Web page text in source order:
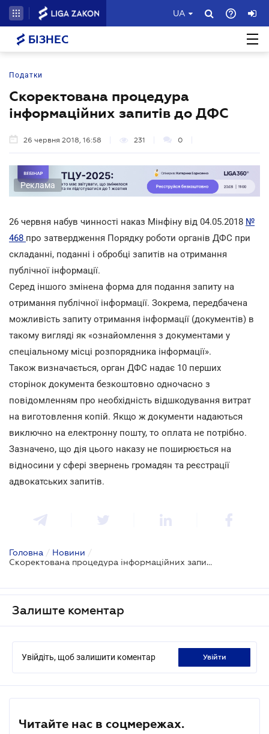
UA
БІЗНЕС
Податки
Скоректована процедура
інформаційних запитів до ДФС
26 червня 2018, 16:58 231 0
Реклама
26 червня набув чинності наказ Мінфіну від 04.05.2018 №
468 про затвердження Порядку роботи органів ДФС при
складанні, поданні і обробці запитів на отримання
публічної інформації.
Серед іншого змінена форма для подання запиту на
отримання публічної інформації. Зокрема, передбачена
можливість запиту отримання інформації (документів) в
такому вигляді як «ознайомлення з документами у
спеціальному місці розпорядника інформації».
Також визначається, орган ДФС надає 10 перших
сторінок документа безкоштовно одночасно з
повідомленням про необхідність відшкодування витрат
на виготовлення копій. Якщо ж документи надаються
виключно на електронну пошту, то оплата не потрібно.
Зазначено, що дія цього наказу не поширюється на
відносини у сфері звернень громадян та реєстрації
адвокатських запитів.
Головна / Новини /
Скоректована процедура інформаційних запитів до ДФС
Залиште коментар
Увійдіть, щоб залишити коментар увійти
Читайте нас в соцмережах.